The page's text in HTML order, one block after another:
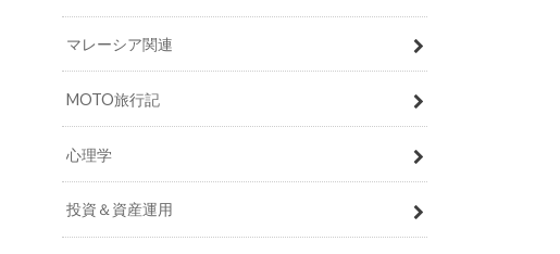
マレーシア関連
MOTO旅行記
心理学
投資＆資産運用